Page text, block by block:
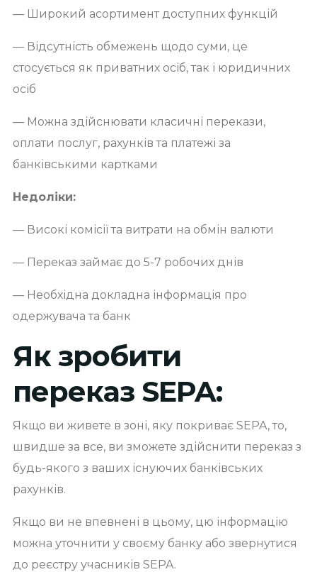
— Широкий асортимент доступних функцій
— Відсутність обмежень щодо суми, це
стосується як приватних осіб, так і юридичних
осіб
— Можна здійснювати класичні перекази,
оплати послуг, рахунків та платежі за
банківськими картками
Недоліки:
— Високі комісії та витрати на обмін валюти
— Переказ займає до 5-7 робочих днів
— Необхідна докладна інформація про
одержувача та банк
Як зробити
переказ SEPA:
Якщо ви живете в зоні, яку покриває SEPA, то,
швидше за все, ви зможете здійснити переказ з
будь-якого з ваших існуючих банківських
рахунків.
Якщо ви не впевнені в цьому, цю інформацію
можна уточнити у своєму банку або звернутися
до реєстру учасників SEPA.